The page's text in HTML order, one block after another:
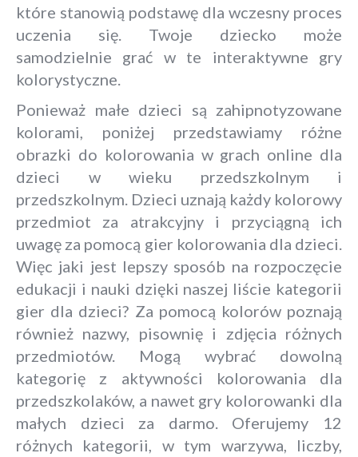
które stanowią podstawę dla wczesny proces
uczenia się. Twoje dziecko może
samodzielnie grać w te interaktywne gry
kolorystyczne.
Ponieważ małe dzieci są zahipnotyzowane
kolorami, poniżej przedstawiamy różne
obrazki do kolorowania w grach online dla
dzieci w wieku przedszkolnym i
przedszkolnym. Dzieci uznają każdy kolorowy
przedmiot za atrakcyjny i przyciągną ich
uwagę za pomocą gier kolorowania dla dzieci.
Więc jaki jest lepszy sposób na rozpoczęcie
edukacji i nauki dzięki naszej liście kategorii
gier dla dzieci? Za pomocą kolorów poznają
również nazwy, pisownię i zdjęcia różnych
przedmiotów. Mogą wybrać dowolną
kategorię z aktywności kolorowania dla
przedszkolaków, a nawet gry kolorowanki dla
małych dzieci za darmo. Oferujemy 12
różnych kategorii, w tym warzywa, liczby,